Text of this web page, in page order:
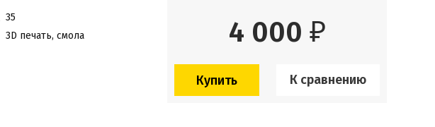
35
3D печать, смола 4 000 ₽
К сравнению